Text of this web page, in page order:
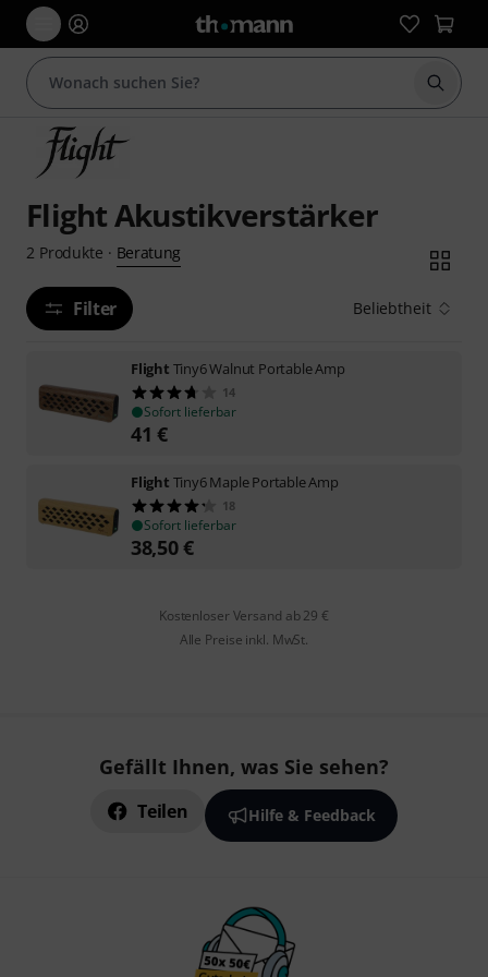
Suche
Flight Akustikverstärker
2 Produkte · Beratung
Filter Beliebtheit
Flight Tiny6 Walnut Portable Amp
14
Sofort lieferbar
41 €
Flight Tiny6 Maple Portable Amp
18
Sofort lieferbar
38,50€
Kostenloser Versand ab 29 €
Alle Preise inkl. MwSt.
Gefällt Ihnen, was Sie sehen?
Teilen Hilfe & Feedback